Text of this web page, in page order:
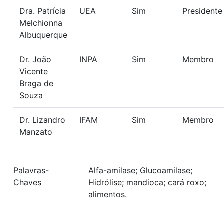
Dra. Patrícia
Melchionna
Albuquerque
UEA Sim Presidente
Dr. João
Vicente
Braga de
Souza
INPA Sim Membro
Dr. Lizandro
Manzato
IFAM Sim Membro
Palavras-
Chaves
Alfa-amilase; Glucoamilase;
Hidrólise; mandioca; cará roxo;
alimentos.